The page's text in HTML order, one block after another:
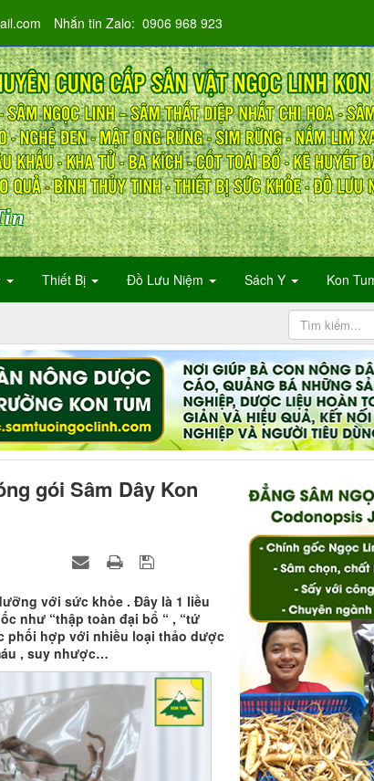
Thiết Bị Đồ Lưu Niệm Sách Y Kon
Nhắn tin Zalo: 0906 968 923
gói Sâm Dây Kon
với sức khỏe . Đây là 1 liều
như “thập toàn đại bổ “ , “tứ
phối hợp với nhiều loại thảo dược
, suy nhược…